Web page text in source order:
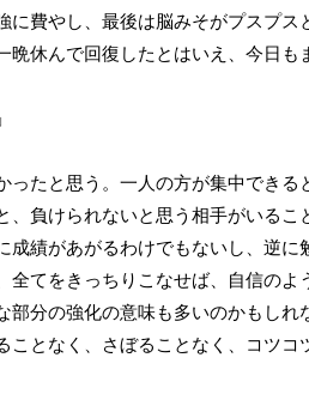
費やし、最後は脳みそがプスプス
休んで回復したとはいえ、今日も
たと思う。一人の方が集中できる
負けられないと思う相手がいるこ
績があがるわけでもないし、逆に
全てをきっちりこなせば、自信のよ
部分の強化の意味も多いのかもしれ
となく、さぼることなく、コツコ